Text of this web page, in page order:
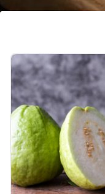
অ্যাভোকাডো
এটি শরীরকে
Image credits: Getty